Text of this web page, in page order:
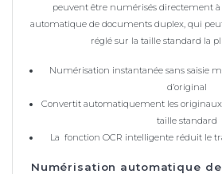
peuvent être numérisés directement
automatique de documents duplex, qui
réglé sur la taille standard la
Numérisation instantanée sans saisie
d’original
Convertit automatiquement les originaux
taille standard
La fonction OCR intelligente réduit le
Numérisation automatique